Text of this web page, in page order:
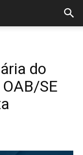
do
SE